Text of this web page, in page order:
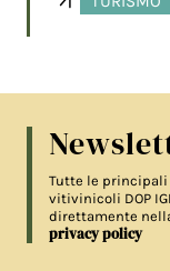
Tutte le
vitivinicoli DOP
direttamente
privacy policy